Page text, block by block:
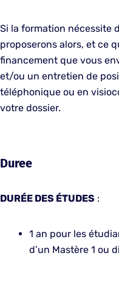
Si la formation nécessite
proposerons alors, et ce
financement que vous
et/ou un entretien de
téléphonique ou en
votre dossier.
Duree
DURÉE DES ÉTUDES :
1 an pour les
d’un Mastère 1 ou